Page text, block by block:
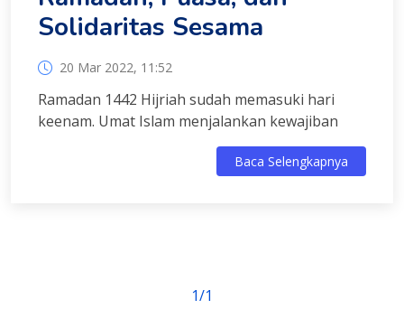
Solidaritas Sesama
20 Mar 2022, 11:52
Ramadan 1442 Hijriah sudah memasuki hari
keenam. Umat Islam menjalankan kewajiban
Baca Selengkapnya
1/1